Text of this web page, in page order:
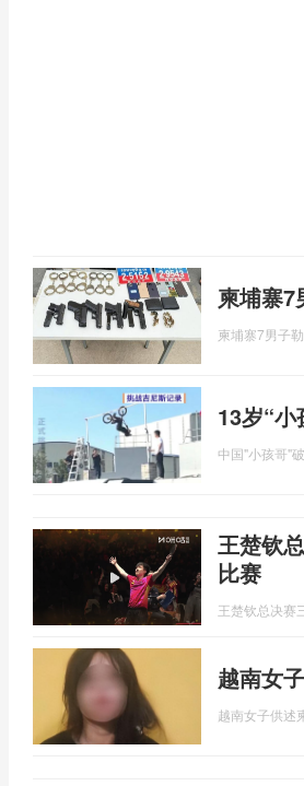
柬埔寨7
柬埔寨7男子
13岁“小
中国"小孩哥"
王楚钦
比赛
王楚钦总决赛
越南女
越南女子供述